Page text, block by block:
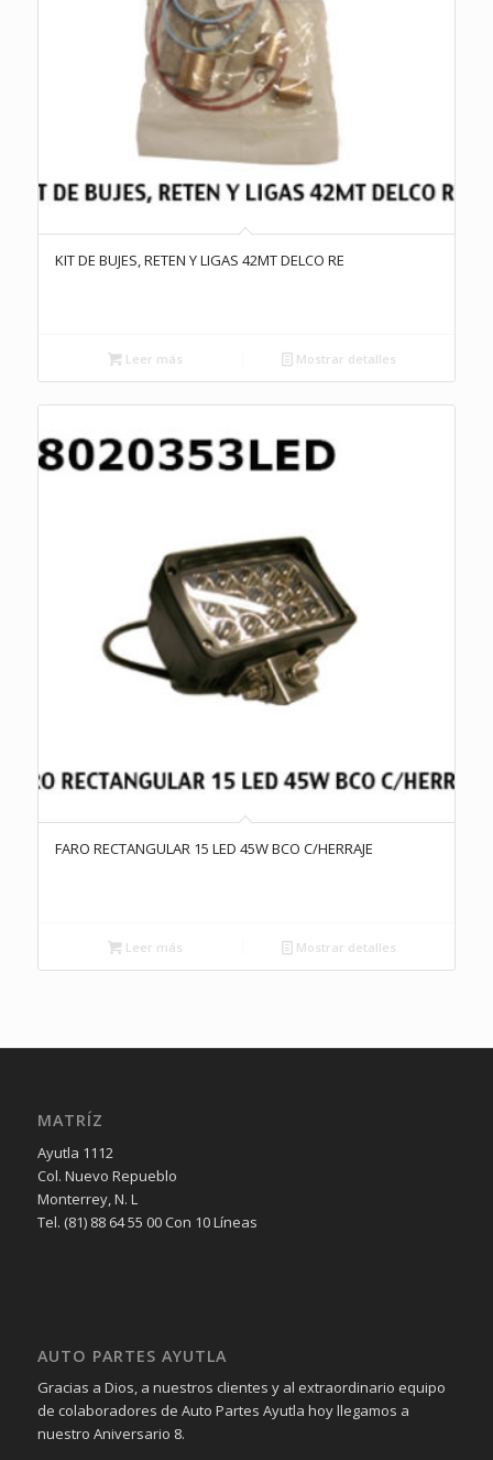
KIT DE BUJES, RETEN Y LIGAS 42MT DELCO RE
Leer más Mostrar detalles
FARO RECTANGULAR 15 LED 45W BCO C/HERRAJE
Leer más Mostrar detalles
MATRÍZ
Ayutla 1112
Col. Nuevo Repueblo
Monterrey, N. L
Tel. (81) 88 64 55 00 Con 10 Líneas
AUTO PARTES AYUTLA
Gracias a Dios, a nuestros clientes y al extraordinario equipo
de colaboradores de Auto Partes Ayutla hoy llegamos a
nuestro Aniversario 8.